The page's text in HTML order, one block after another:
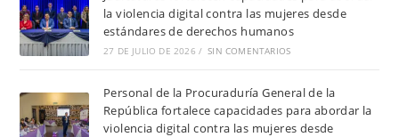
la violencia digital contra las mujeres desde
estándares de derechos humanos
27 DE JULIO DE 2026 / SIN COMENTARIOS
Personal de la Procuraduría General de la
República fortalece capacidades para abordar la
violencia digital contra las mujeres desde